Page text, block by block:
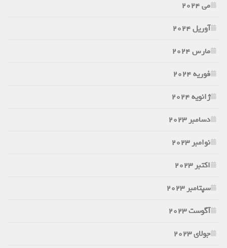
می 2024
آوریل 2024
مارس 2024
فوریه 2024
ژانویه 2024
دسامبر 2023
نوامبر 2023
اکتبر 2023
سپتامبر 2023
آگوست 2023
جولای 2023